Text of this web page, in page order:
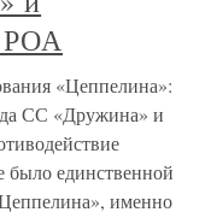
РОА
«Цеппелина»:
СС «Дружина» и
было единственной
именно